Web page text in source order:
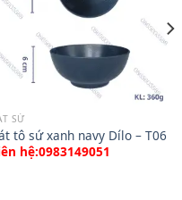
SỨ
tô sứ xanh navy Dílo – T06
hệ:0983149051